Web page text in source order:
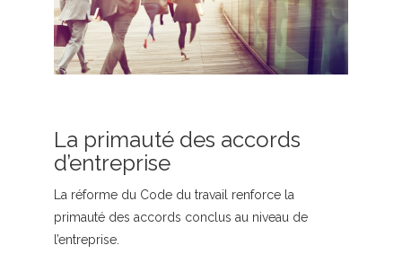
La primauté des accords
d’entreprise
La réforme du Code du travail renforce la
primauté des accords conclus au niveau de
l’entreprise.